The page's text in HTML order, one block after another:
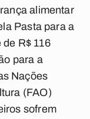
alimentar
Pasta para a
R$ 116
para a
Nações
(FAO)
sofrem